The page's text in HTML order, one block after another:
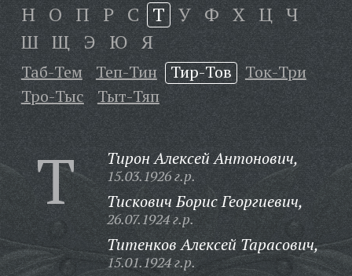
Н О П Р С Т У Ф Х Ц Ч
Ш Щ Э Ю Я
Таб-Тем Теп-Тин Тир-Тов
Ток-Три
Тро-Тыс
Тыт-Тяп
Т Тирон Алексей Антонович,
15.03.1926 г.р.
Тискович Борис Георгиевич,
26.07.1924 г.р.
Титенков Алексей Тарасович,
15.01.1924 г.р.